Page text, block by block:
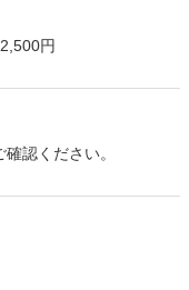
円
認ください。